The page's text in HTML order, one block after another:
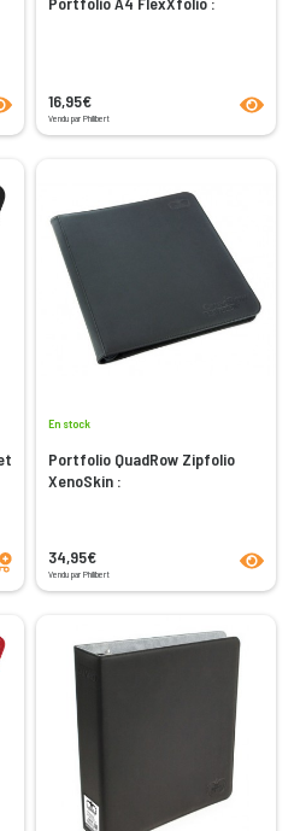
16,95€
Vendu par Philibert
panier
En stock
Portfolio QuadRow Zipfolio
XenoSkin :
34,95€
Vendu par Philibert